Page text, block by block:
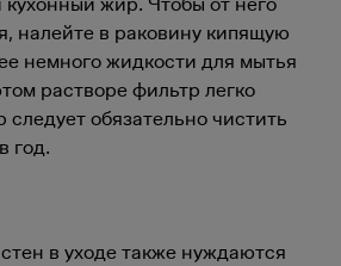
налейте в раковину кипящую
немного жидкости для мытья
растворе фильтр легко
обязательно чистить
год.
в уходе также нуждаются